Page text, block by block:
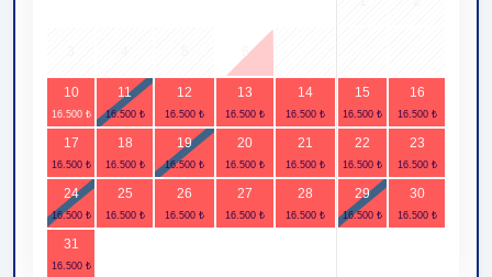
6
10 11 12 13 14 15 16
17 18 19 20 21 22 23
24 25 26 27 28 29 30
31